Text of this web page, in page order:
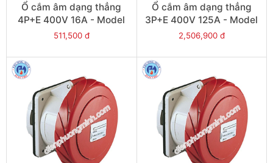
Ổ cắm âm dạng thẳng
4P+E 400V 16A - Model
PKF16G735
511,500 đ
Ổ cắm âm dạng thẳng
3P+E 400V 125A - Model
81694
2,506,900 đ